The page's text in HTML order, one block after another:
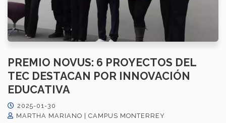
PREMIO NOVUS: 6 PROYECTOS DEL
TEC DESTACAN POR INNOVACIÓN
EDUCATIVA
2025-01-30
MARTHA MARIANO | CAMPUS MONTERREY